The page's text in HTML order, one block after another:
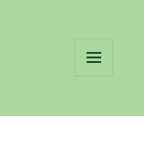
WIDGETS